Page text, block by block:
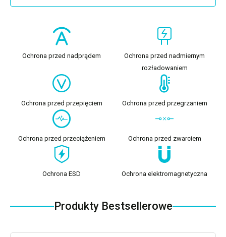
Ochrona przed nadprądem
Ochrona przed nadmiernym
rozładowaniem
Ochrona przed przepięciem Ochrona przed przegrzaniem
Ochrona przed przeciążeniem Ochrona przed zwarciem
Ochrona ESD Ochrona elektromagnetyczna
Produkty Bestsellerowe